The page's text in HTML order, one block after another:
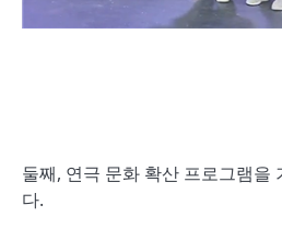
둘째, 연극 문화 확산 프로그램을
다.